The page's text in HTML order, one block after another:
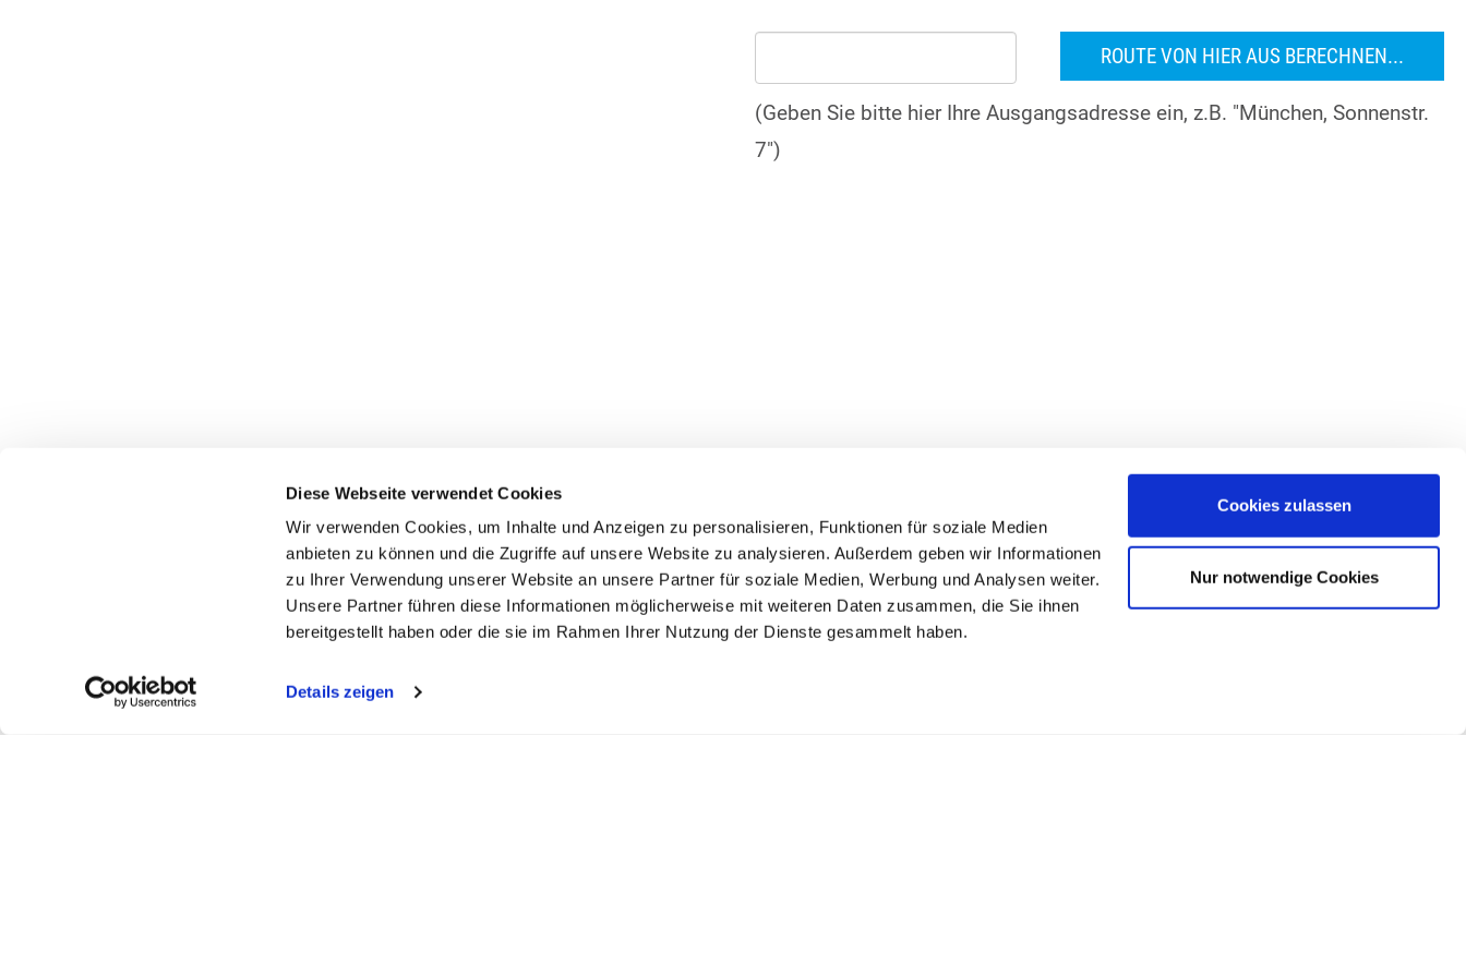
Diese Webseite verwendet Cookies
Wir verwenden Cookies, um Inhalte und Anzeigen zu personalisieren, Funktionen für soziale Medien
anbieten zu können und die Zugriffe auf unsere Website zu analysieren. Außerdem geben wir Informationen
zu Ihrer Verwendung unserer Website an unsere Partner für soziale Medien, Werbung und Analysen weiter.
Unsere Partner führen diese Informationen möglicherweise mit weiteren Daten zusammen, die Sie ihnen
bereitgestellt haben oder die sie im Rahmen Ihrer Nutzung der Dienste gesammelt haben.
Details zeigen
Cookies zulassen
Nur notwendige Cookies
(Geben Sie bitte hier Ihre Ausgangsadresse ein, z.B. "München, Sonnenstr.
7")